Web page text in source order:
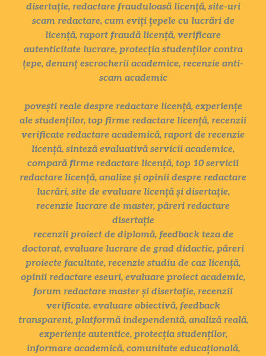
disertație, redactare frauduloasă licență, site-uri
scam redactare, cum eviți țepele cu lucrări de
licență, raport fraudă licență, verificare
autenticitate lucrare, protecția studenților contra
țepe, denunț escrocherii academice, recenzie anti-
scam academic
povești reale despre redactare licență, experiențe
ale studenților, top firme redactare licență, recenzii
verificate redactare academică, raport de recenzie
licență, sinteză evaluativă servicii academice,
compară firme redactare licență, top 10 servicii
redactare licență, analize și opinii despre redactare
lucrări, site de evaluare licență și disertație,
recenzie lucrare de master, păreri redactare
disertație
recenzii proiect de diplomă, feedback teza de
doctorat, evaluare lucrare de grad didactic, păreri
proiecte facultate, recenzie studiu de caz licență,
opinii redactare eseuri, evaluare proiect academic,
forum redactare master și disertație, recenzii
verificate, evaluare obiectivă, feedback
transparent, platformă independentă, analiză reală,
experiențe autentice, protecția studenților,
informare academică, comunitate educațională,